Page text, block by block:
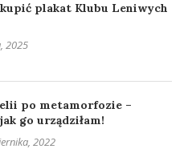
kupić plakat Klubu Leniwych
2025
po metamorfozie –
go urządziłam!
2022